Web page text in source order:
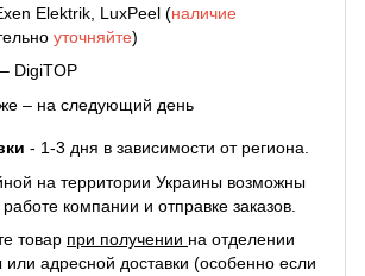
Elektrik, LuxPeel (наличие
уточняйте)
DigiTOP
– на следующий день
- 1-3 дня в зависимости от региона.
на территории Украины возможны
компании и отправке заказов.
товар при получении на отделении
адресной доставки (особенно если